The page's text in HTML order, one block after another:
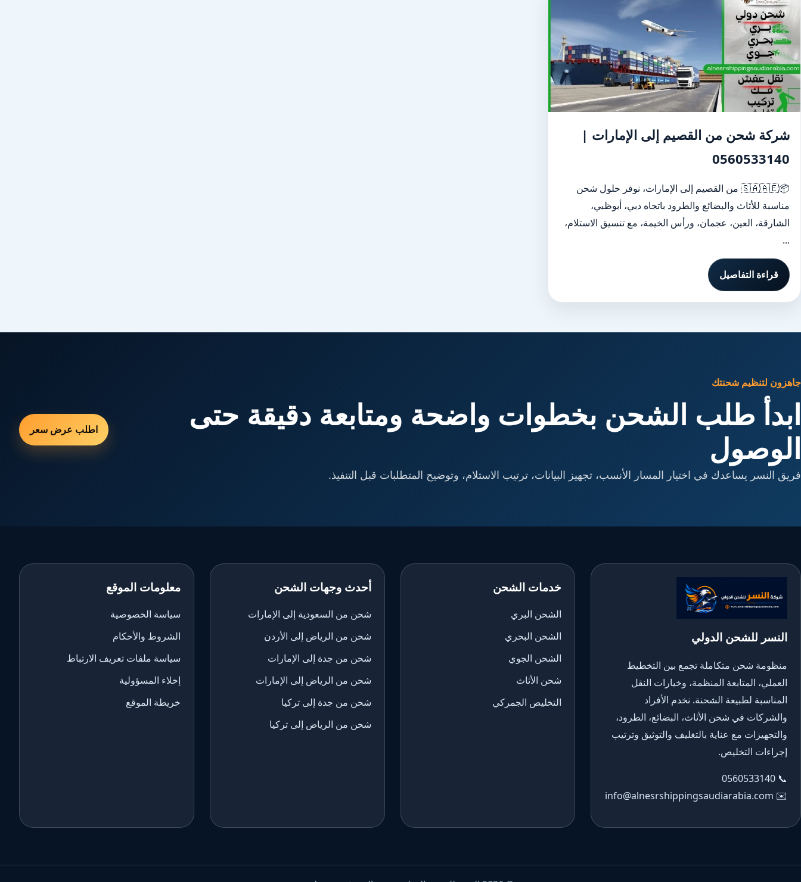
شركة شحن من القصيم إلى الإمارات |
0560533140
📦🇸🇦🇦🇪 من القصيم إلى الإمارات، نوفر حلول شحن
مناسبة للأثاث والبضائع والطرود باتجاه دبي، أبوظبي،
الشارقة، العين، عجمان، ورأس الخيمة، مع تنسيق الاستلام،
...
قراءة التفاصيل
جاهزون لتنظيم شحنتك
ابدأ طلب الشحن بخطوات واضحة ومتابعة دقيقة حتى
الوصول
فريق النسر يساعدك في اختيار المسار الأنسب، تجهيز البيانات، ترتيب الاستلام، وتوضيح المتطلبات قبل التنفيذ.
اطلب عرض سعر
النسر للشحن الدولي
منظومة شحن متكاملة تجمع بين التخطيط
العملي، المتابعة المنظمة، وخيارات النقل
المناسبة لطبيعة الشحنة. نخدم الأفراد
والشركات في شحن الأثاث، البضائع، الطرود،
والتجهيزات مع عناية بالتغليف والتوثيق وترتيب
إجراءات التخليص.
📞
0560533140
✉️
info@alnesrshippingsaudiarabia.com
خدمات الشحن
الشحن البري
الشحن البحري
الشحن الجوي
شحن الأثاث
التخليص الجمركي
أحدث وجهات الشحن
شحن من السعودية إلى الإمارات
شحن من الرياض إلى الأردن
شحن من جدة إلى الإمارات
شحن من الرياض إلى الإمارات
شحن من جدة إلى تركيا
شحن من الرياض إلى تركيا
معلومات الموقع
سياسة الخصوصية
الشروط والأحكام
سياسة ملفات تعريف الارتباط
إخلاء المسؤولية
خريطة الموقع